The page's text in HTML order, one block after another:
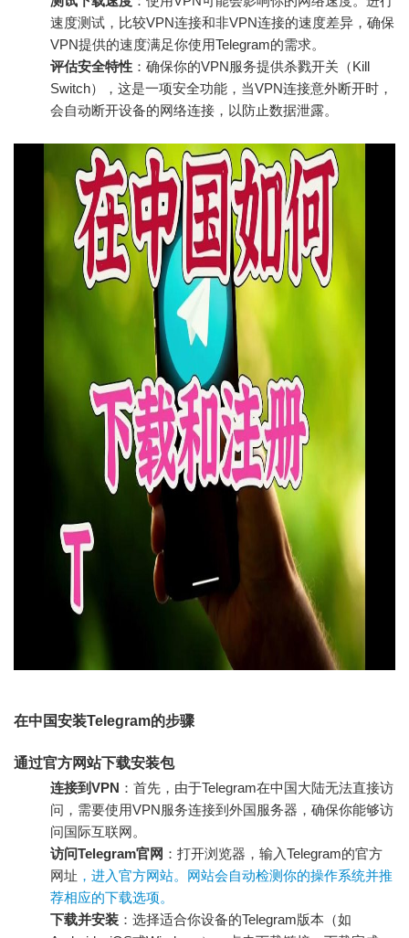
速度测试，比较VPN连接和非VPN连接的速度差异，确保
VPN提供的速度满足你使用Telegram的需求。
评估安全特性 ：确保你的VPN服务提供杀戮开关（Kill
Switch），这是一项安全功能，当VPN连接意外断开时，
会自动断开设备的网络连接，以防止数据泄露。
在中国安装Telegram的步骤
通过官方网站下载安装包
连接到VPN ：首先，由于Telegram在中国大陆无法直接访
问，需要使用VPN服务连接到外国服务器，确保你能够访
问国际互联网。
访问Telegram官网 ：打开浏览器，输入Telegram的官方
网址 ，进入官方网站。网站会自动检测你的操作系统并推
荐相应的下载选项。
下载并安装 ：选择适合你设备的Telegram版本（如